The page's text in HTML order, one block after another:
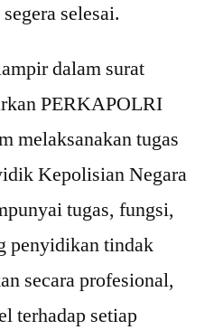
selesai.
dalam surat
PERKAPOLRI
melaksanakan tugas
Kepolisian Negara
tugas, fungsi,
penyidikan tindak
secara profesional,
terhadap setiap